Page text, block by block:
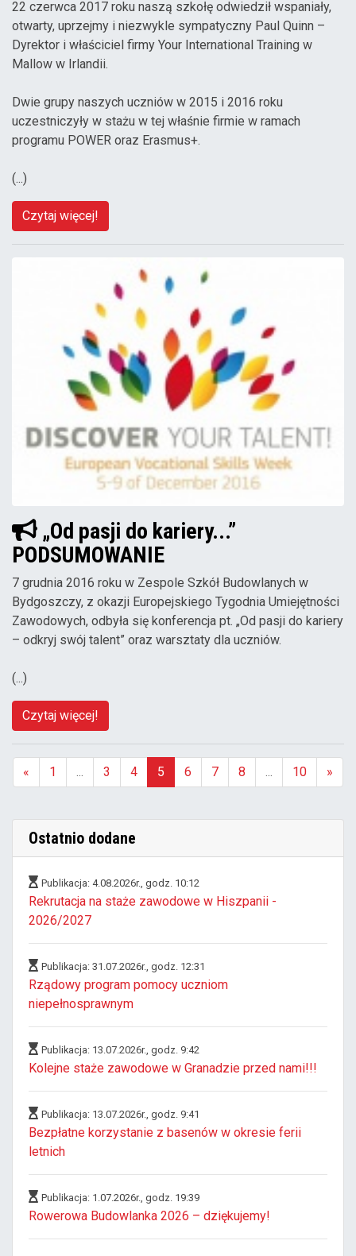
22 czerwca 2017 roku naszą szkołę odwiedził wspaniały,
otwarty, uprzejmy i niezwykle sympatyczny Paul Quinn –
Dyrektor i właściciel firmy Your International Training w
Mallow w Irlandii.
Dwie grupy naszych uczniów w 2015 i 2016 roku
uczestniczyły w stażu w tej właśnie firmie w ramach
programu POWER oraz Erasmus+.
(...)
Czytaj więcej!
„Od pasji do kariery...”
PODSUMOWANIE
7 grudnia 2016 roku w Zespole Szkół Budowlanych w
Bydgoszczy, z okazji Europejskiego Tygodnia Umiejętności
Zawodowych, odbyła się konferencja pt. „Od pasji do kariery
– odkryj swój talent” oraz warsztaty dla uczniów.
(...)
Czytaj więcej!
« 1 3 4
5
6 7 8 10 »
Ostatnio dodane
Publikacja: 4.08.2026r., godz. 10:12
Rekrutacja na staże zawodowe w Hiszpanii -
2026/2027
Publikacja: 31.07.2026r., godz. 12:31
Rządowy program pomocy uczniom
niepełnosprawnym
Publikacja: 13.07.2026r., godz. 9:42
Kolejne staże zawodowe w Granadzie przed nami!!!
Publikacja: 13.07.2026r., godz. 9:41
Bezpłatne korzystanie z basenów w okresie ferii
letnich
Publikacja: 1.07.2026r., godz. 19:39
Rowerowa Budowlanka 2026 – dziękujemy!